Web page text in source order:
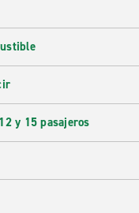
y 15 pasajeros